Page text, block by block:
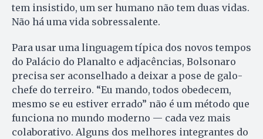
tem insistido, um ser humano não tem duas vidas.
Não há uma vida sobressalente.
Para usar uma linguagem típica dos novos tempos
do Palácio do Planalto e adjacências, Bolsonaro
precisa ser aconselhado a deixar a pose de galo-
chefe do terreiro. “Eu mando, todos obedecem,
mesmo se eu estiver errado” não é um método que
funciona no mundo moderno — cada vez mais
colaborativo. Alguns dos melhores integrantes do